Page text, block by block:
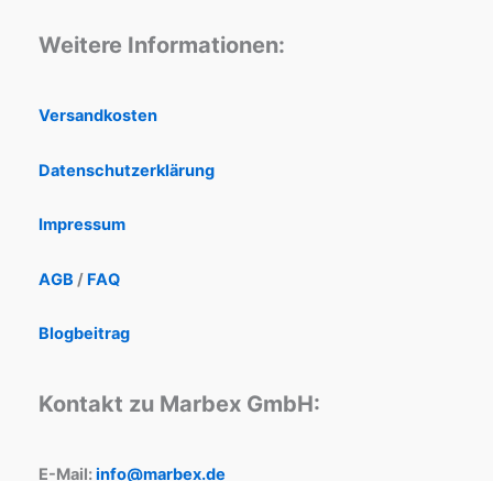
Weitere Informationen:
Versandkosten
Datenschutzerklärung
Impressum
AGB / FAQ
Blogbeitrag
Kontakt zu Marbex GmbH:
E-Mail:info@marbex.de